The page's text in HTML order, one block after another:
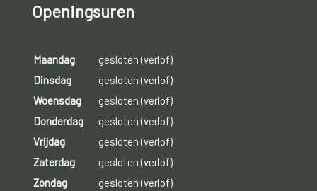
Openingsuren
Maandag
gesloten (verlof)
Dinsdag
gesloten (verlof)
Woensdag
gesloten (verlof)
Donderdag
gesloten (verlof)
Vrijdag
gesloten (verlof)
Zaterdag
gesloten (verlof)
Zondag
gesloten (verlof)